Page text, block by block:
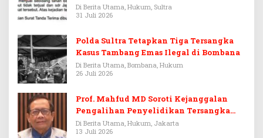
Di Berita Utama, Hukum, Sultra
31 Juli 2026
Polda Sultra Tetapkan Tiga Tersangka
Kasus Tambang Emas Ilegal di Bombana
Di Berita Utama, Bombana, Hukum
26 Juli 2026
Prof. Mahfud MD Soroti Kejanggalan
Pengalihan Penyelidikan Tersangka
Febrie Adriansyah
Di Berita Utama, Hukum, Jakarta
13 Juli 2026